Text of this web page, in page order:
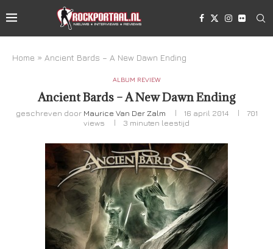
Home » Ancient Bards – A New Dawn Ending
ALBUM REVIEW
Ancient Bards – A New Dawn Ending
geschreven door Maurice Van Der Zalm 16 april 2014
701
views
3 minuten leestijd